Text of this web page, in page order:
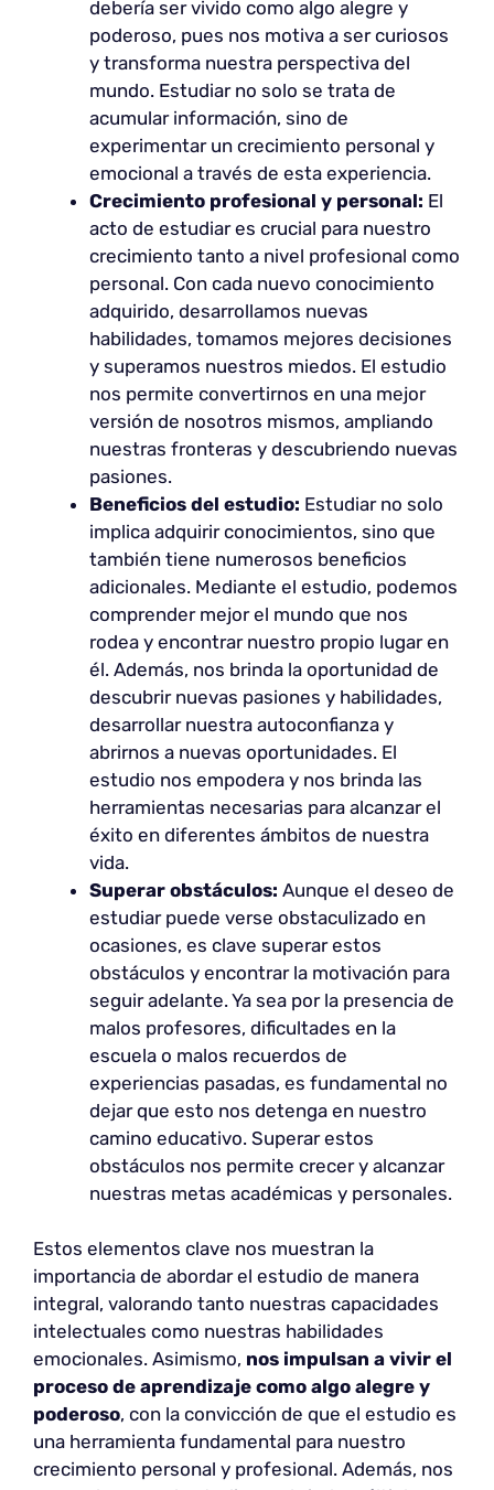
debería ser vivido como algo alegre y
poderoso, pues nos motiva a ser curiosos
y transforma nuestra perspectiva del
mundo. Estudiar no solo se trata de
acumular información, sino de
experimentar un crecimiento personal y
emocional a través de esta experiencia.
Crecimiento profesional y personal: El
acto de estudiar es crucial para nuestro
crecimiento tanto a nivel profesional como
personal. Con cada nuevo conocimiento
adquirido, desarrollamos nuevas
habilidades, tomamos mejores decisiones
y superamos nuestros miedos. El estudio
nos permite convertirnos en una mejor
versión de nosotros mismos, ampliando
nuestras fronteras y descubriendo nuevas
pasiones.
Beneficios del estudio: Estudiar no solo
implica adquirir conocimientos, sino que
también tiene numerosos beneficios
adicionales. Mediante el estudio, podemos
comprender mejor el mundo que nos
rodea y encontrar nuestro propio lugar en
él. Además, nos brinda la oportunidad de
descubrir nuevas pasiones y habilidades,
desarrollar nuestra autoconfianza y
abrirnos a nuevas oportunidades. El
estudio nos empodera y nos brinda las
herramientas necesarias para alcanzar el
éxito en diferentes ámbitos de nuestra
vida.
Superar obstáculos: Aunque el deseo de
estudiar puede verse obstaculizado en
ocasiones, es clave superar estos
obstáculos y encontrar la motivación para
seguir adelante. Ya sea por la presencia de
malos profesores, dificultades en la
escuela o malos recuerdos de
experiencias pasadas, es fundamental no
dejar que esto nos detenga en nuestro
camino educativo. Superar estos
obstáculos nos permite crecer y alcanzar
nuestras metas académicas y personales.
Estos elementos clave nos muestran la
importancia de abordar el estudio de manera
integral, valorando tanto nuestras capacidades
intelectuales como nuestras habilidades
emocionales. Asimismo, nos impulsan a vivir el
proceso de aprendizaje como algo alegre y
poderoso, con la convicción de que el estudio es
una herramienta fundamental para nuestro
crecimiento personal y profesional. Además, nos